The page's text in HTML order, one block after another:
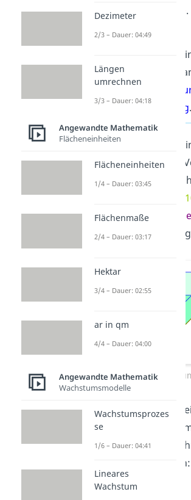
rechnest du
Willst du eine Einheit
nächstgrößere
geteilt
streichst 3 Nullen weg.
Schau dir nochmal an
Beispiel an, wie du das
umrechnen kannst. Du
Quader mit der
Breite=5mund der
das Volumen in dm
Volumen Quader
Zuerst rechnest du die
Meter-Angaben in
kannst sie dann mal
Volumen auszurechnen:
Dezimeter
2/3 – Dauer: 04:49
Längen
umrechnen
3/3 – Dauer: 04:18
Angewandte Mathematik
Flächeneinheiten
Flächeneinheiten
1/4 – Dauer: 03:45
Flächenmaße
2/4 – Dauer: 03:17
Hektar
3/4 – Dauer: 02:55
ar in qm
4/4 – Dauer: 04:00
Angewandte Mathematik
Wachstumsmodelle
Wachstumsprozes
se
1/6 – Dauer: 04:41
Lineares
Wachstum